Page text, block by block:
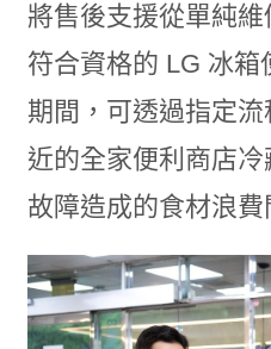
將售後支援從單純維
符合資格的 LG 冰
期間，可透過指定
近的全家便利商店
故障造成的食材浪費